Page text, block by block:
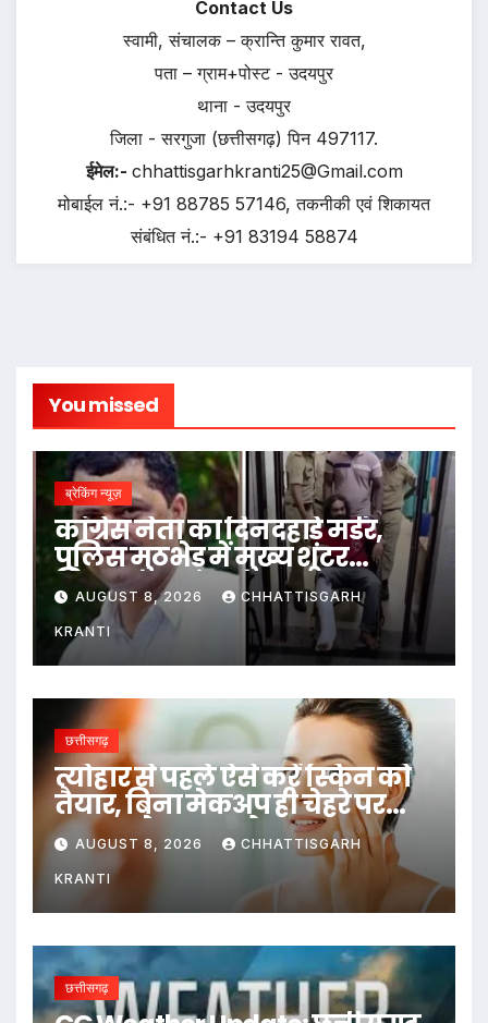
Contact Us
स्वामी, संचालक – क्रान्ति कुमार रावत,
पता – ग्राम+पोस्ट - उदयपुर
थाना - उदयपुर
जिला - सरगुजा (छत्तीसगढ़) पिन 497117.
ईमेल:- chhattisgarhkranti25@Gmail.com
मोबाईल नं.:- +91 88785 57146, तकनीकी एवं शिकायत
संबंधित नं.:- +91 83194 58874
You missed
ब्रेकिंग न्यूज़
कांग्रेस नेता का दिनदहाड़े मर्डर,
पुलिस मुठभेड़ में मुख्य शूटर
गिरफ्तार
AUGUST 8, 2026 CHHATTISGARH
KRANTI
छत्तीसगढ़
त्योहार से पहले ऐसे करें स्किन को
तैयार, बिना मेकअप ही चेहरे पर
आएगा नेचुरल ग्लो…
AUGUST 8, 2026 CHHATTISGARH
KRANTI
छत्तीसगढ़